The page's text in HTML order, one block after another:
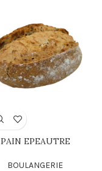
PAIN EPEAUTRE
BOULANGERIE